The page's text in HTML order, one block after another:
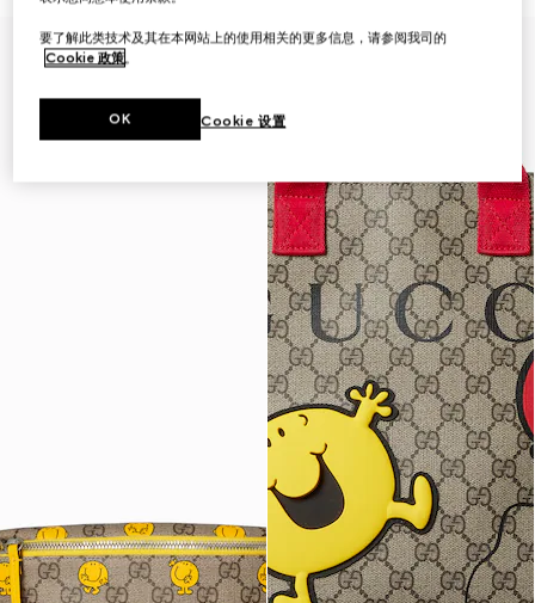
要了解此类技术及其在本网站上的使用相关的更多信息，请参阅我司的
Cookie 政策。
Cookie 设置
OK